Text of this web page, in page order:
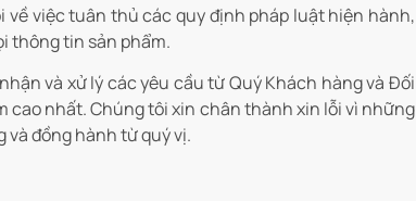
việc tuân thủ các quy định pháp luật hiện hành,
thông tin sản phẩm.
và xử lý các yêu cầu từ Quý Khách hàng và Đối
nhất. Chúng tôi xin chân thành xin lỗi vì những
đồng hành từ quý vị.